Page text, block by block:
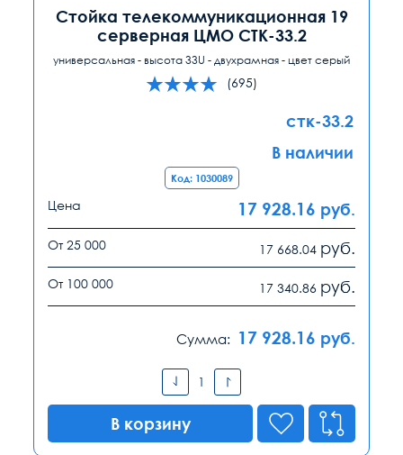
Стойка телекоммуникационная 19
серверная ЦМО СТК-33.2
универсальная - высота 33U - двухрамная - цвет серый
(695)
стк-33.2
В наличии
Код: 1030089
Цена 17 928.16 руб.
От 25 000 17 668.04 руб.
От 100 000 17 340.86 руб.
Сумма: 17 928.16 руб.
В корзину